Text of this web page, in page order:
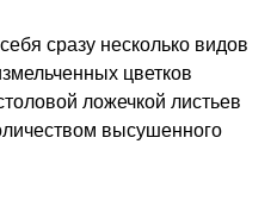
сразу несколько видов
цветков
ложечкой листьев
высушенного